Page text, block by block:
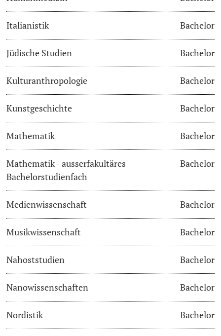
Koordinationsstelle für Geflüchtete
Beratungswegweiser
Lernen & Lehren
KI in Studium und Lehre
Digitales Lernen
Sprachenzentrum
Lernbörse
Lernräume
Italianistik Bachelor
Jüdische Studien Bachelor
Kulturanthropologie Bachelor
Kunstgeschichte Bachelor
Mathematik Bachelor
Mathematik - ausserfakultäres
Bachelorstudienfach
Bachelor
Medienwissenschaft Bachelor
Musikwissenschaft Bachelor
Nahoststudien Bachelor
Nanowissenschaften Bachelor
Nordistik Bachelor